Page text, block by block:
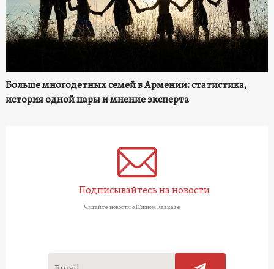
Больше многодетных семей в Армении: статистика,
история одной пары и мнение эксперта
Подписывайтесь на новости
Читайте новости о Южном Кавказе